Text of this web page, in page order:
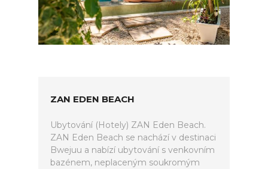
ZAN EDEN BEACH
Ubytování (Hotely) ZAN Eden Beach.
ZAN Eden Beach se nachází v destinaci
Bwejuu a nabízí ubytování s venkovním
bazénem, neplaceným soukromým